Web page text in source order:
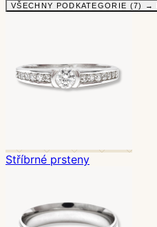
VŠECHNY PODKATEGORIE (7) →
Stříbrné prsteny